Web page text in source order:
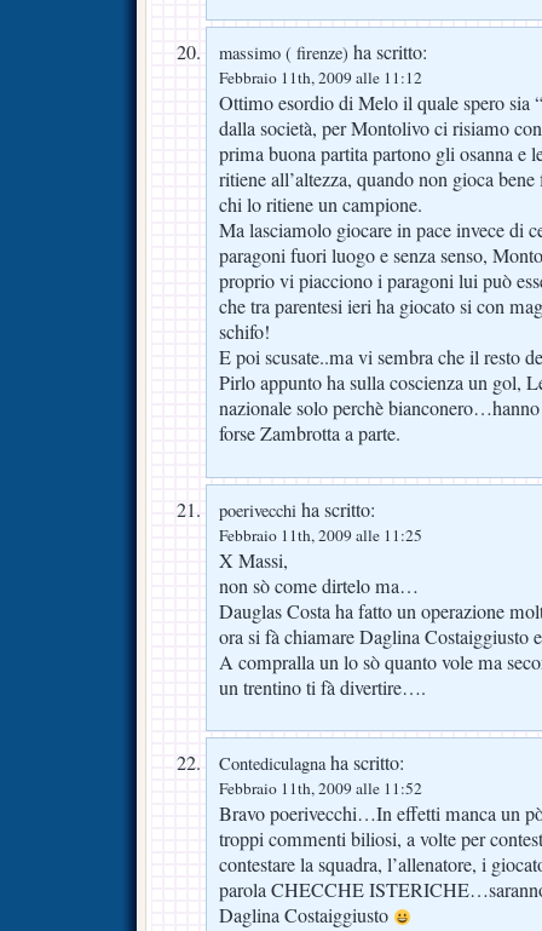
massimo ( firenze) ha scritto:
Febbraio 11th, 2009 alle 11:12
Ottimo esordio di Melo il quale spero sia
dalla società, per Montolivo ci risiamo
prima buona partita partono gli osanna e
ritiene all’altezza, quando non gioca
chi lo ritiene un campione.
Ma lasciamolo giocare in pace invece di
paragoni fuori luogo e senza senso,
proprio vi piacciono i paragoni lui può
che tra parentesi ieri ha giocato si con
schifo!
E poi scusate..ma vi sembra che il resto
Pirlo appunto ha sulla coscienza un gol,
nazionale solo perchè
forse Zambrotta a parte.
poerivecchi ha scritto:
Febbraio 11th, 2009 alle 11:25
X Massi,
non sò come dirtelo ma…
Dauglas Costa ha fatto un operazione
ora si fà chiamare Daglina
A compralla un lo sò quanto vole ma
un trentino ti fà divertire….
Contediculagnaha scritto:
Febbraio 11th, 2009 alle 11:52
Bravo poerivecchi…In effetti manca un
troppi commenti biliosi, a volte per
contestare la squadra, l’allenatore, i
parola CHECCHE
Daglina Costaiggiusto